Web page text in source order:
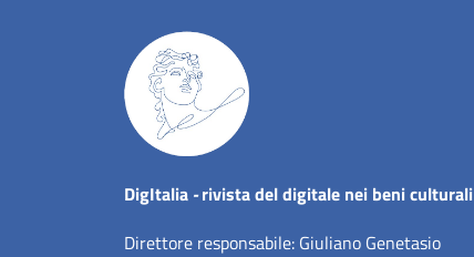
DigItalia -rivista del digitale nei beni culturali
Direttore responsabile: Giuliano Genetasio